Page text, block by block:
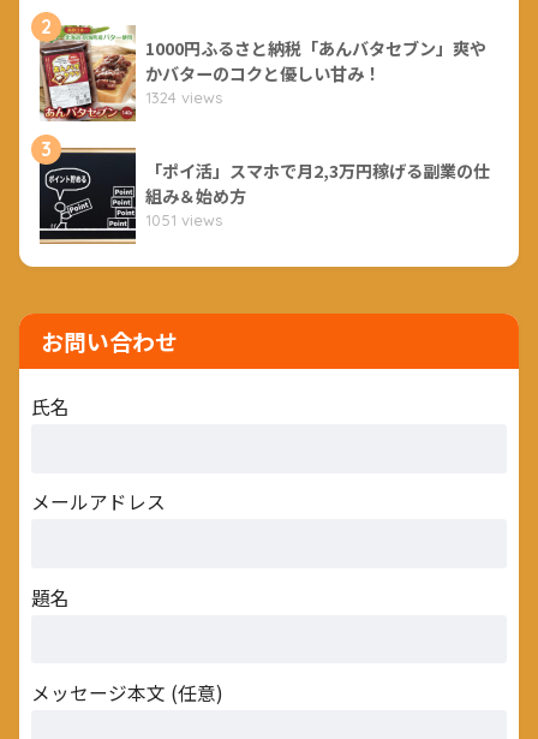
2
1000円ふるさと納税「あんバタセブン」爽や
かバターのコクと優しい甘み！
1324 views
3
「ポイ活」スマホで月2,3万円稼げる副業の仕
組み＆始め方
1051 views
お問い合わせ
氏名
メールアドレス
題名
メッセージ本文 (任意)